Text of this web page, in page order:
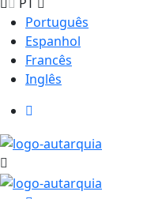
PT
Português
Espanhol
Francês
Inglês